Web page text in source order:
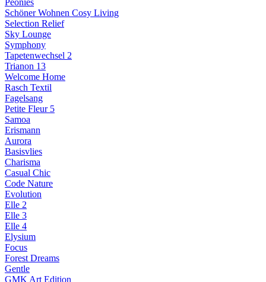
Peonies
Schöner Wohnen Cosy Living
Selection Relief
Sky Lounge
Symphony
Tapetenwechsel 2
Trianon 13
Welcome Home
Rasch Textil
Fagelsang
Petite Fleur 5
Samoa
Erismann
Aurora
Basisvlies
Charisma
Casual Chic
Code Nature
Evolution
Elle 2
Elle 3
Elle 4
Elysium
Focus
Forest Dreams
Gentle
GMK Art Edition